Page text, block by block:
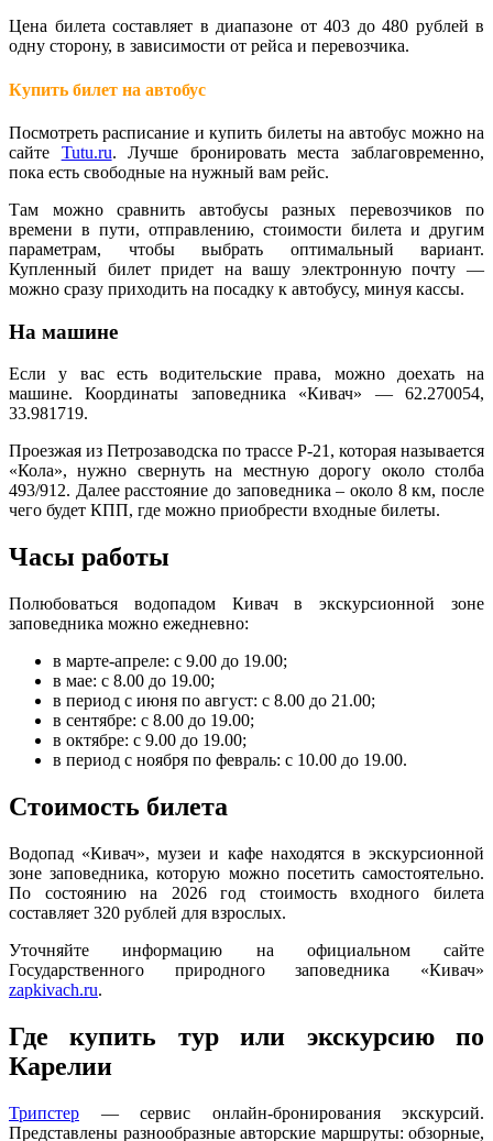
Цена билета составляет в диапазоне от 403 до 480 рублей в
одну сторону, в зависимости от рейса и перевозчика.
Купить билет на автобус
Посмотреть расписание и купить билеты на автобус можно на
сайте Tutu.ru. Лучше бронировать места заблаговременно,
пока есть свободные на нужный вам рейс.
Там можно сравнить автобусы разных перевозчиков по
времени в пути, отправлению, стоимости билета и другим
параметрам, чтобы выбрать оптимальный вариант.
Купленный билет придет на вашу электронную почту —
можно сразу приходить на посадку к автобусу, минуя кассы.
На машине
Если у вас есть водительские права, можно доехать на
машине. Координаты заповедника «Кивач» — 62.270054,
33.981719.
Проезжая из Петрозаводска по трассе P-21, которая называется
«Кола», нужно свернуть на местную дорогу около столба
493/912. Далее расстояние до заповедника – около 8 км, после
чего будет КПП, где можно приобрести входные билеты.
Часы работы
Полюбоваться водопадом Кивач в экскурсионной зоне
заповедника можно ежедневно:
в марте-апреле: с 9.00 до 19.00;
в мае: с 8.00 до 19.00;
в период с июня по август: с 8.00 до 21.00;
в сентябре: с 8.00 до 19.00;
в октябре: с 9.00 до 19.00;
в период с ноября по февраль: с 10.00 до 19.00.
Стоимость билета
Водопад «Кивач», музеи и кафе находятся в экскурсионной
зоне заповедника, которую можно посетить самостоятельно.
По состоянию на 2026 год стоимость входного билета
составляет 320 рублей для взрослых.
Уточняйте информацию на официальном сайте
Государственного природного заповедника «Кивач»
zapkivach.ru.
Где купить тур или экскурсию по
Карелии
Трипстер — сервис онлайн-бронирования экскурсий.
Представлены разнообразные авторские маршруты: обзорные,